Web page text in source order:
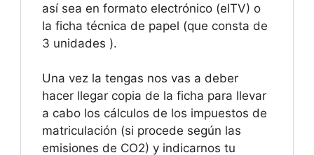
así sea en formato electrónico (eITV) o
la ficha técnica de papel (que consta de
3 unidades ).
Una vez la tengas nos vas a deber
hacer llegar copia de la ficha para llevar
a cabo los cálculos de los impuestos de
matriculación (si procede según las
emisiones de CO2) y indicarnos tu